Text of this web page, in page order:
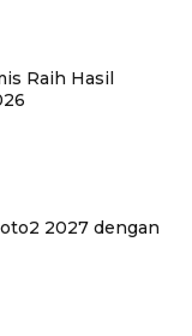
Raih Hasil
2027 dengan